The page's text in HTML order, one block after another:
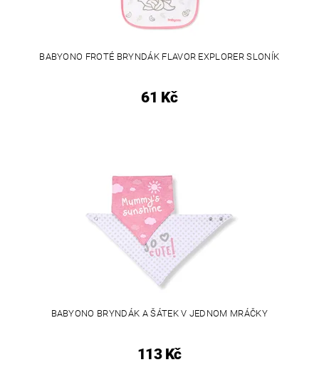
BABYONO FROTÉ BRYNDÁK FLAVOR EXPLORER SLONÍK
61 Kč
BABYONO BRYNDÁK A ŠÁTEK V JEDNOM MRÁČKY
113 Kč